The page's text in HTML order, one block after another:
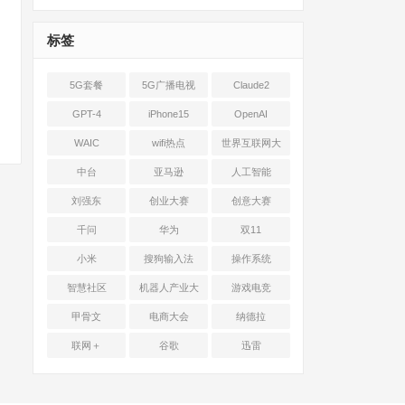
标签
5G套餐 5G广播电视 Claude2
GPT-4 iPhone15 OpenAI
WAIC wifi热点 世界互联网大
会
中台 亚马逊 人工智能
刘强东 创业大赛 创意大赛
千问 华为 双11
小米 搜狗输入法 操作系统
智慧社区 机器人产业大
会
游戏电竞
甲骨文 电商大会 纳德拉
联网＋ 谷歌 迅雷